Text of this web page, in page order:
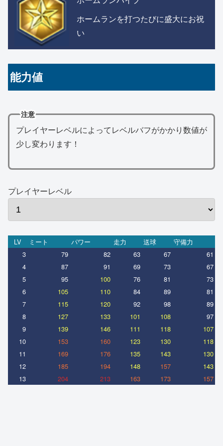
ホームランを打つたびに盛大にお祝
い
能力値
注意
プレイヤーレベルによってレベルバフがかかり数値が
少し変わります！
プレイヤーレベル
LV ミート パワー 走力 送球
守備力
3
79 82 63 67
61
4
87 91 69 73
67
5
95 100 76 81
73
6
105 110 84 89
81
7
115 120 92 98
89
8
127 133 101 108
97
9
139 146 111 118
107
10
153 160 123 130
118
11
169 176 135 143
130
12
185 194 148 157
143
13
204 213 163 173 157